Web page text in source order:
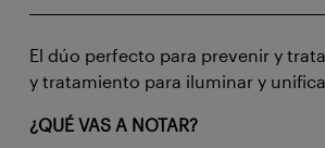
El dúo perfecto para prevenir y
y tratamiento para iluminar y
¿QUÉ VAS A NOTAR?